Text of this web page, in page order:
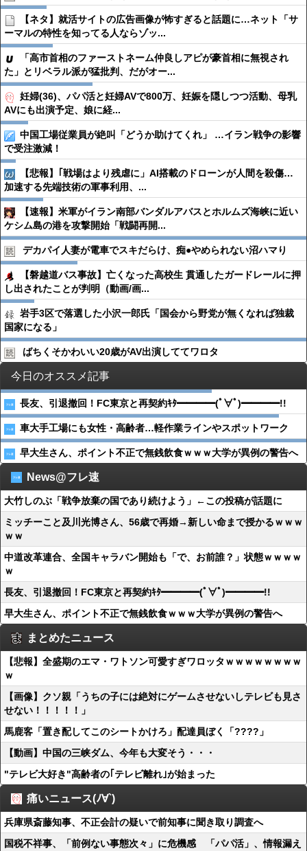
【ネタ】就活サイトの広告画像が怖すぎると話題に…ネット「サ
ーマルの特性を知ってる人ならゾッ...
「高市首相のファーストネーム仲良しアピが豪首相に無視され
た」とリベラル派が猛批判、だがオー...
妊婦(36)、パパ活と妊婦AVで800万、妊娠を隠しつつ活動、母乳
AVにも出演予定、娘に経...
中国工場従業員が絶叫「どうか助けてくれ」 …イラン戦争の影響
で受注激減！
【悲報】｢戦場はより残虐に」AI搭載のドローンが人間を殺傷…
加速する先端技術の軍事利用、...
【速報】米軍がイラン南部バンダルアバスとホルムズ海峡に近い
ケシム島の港を攻撃開始「戦闘再開...
デカパイ人妻が電車でスキだらけ、痴●︎やめられない沼ハマり
【磐越道バス事故】亡くなった高校生 貫通したガードレールに押
し出されたことが判明（動画/画...
岩手3区で落選した小沢一郎氏「国会から野党が無くなれば独裁
国家になる」
ばちくそかわいい20歳がAV出演しててワロタ
今日のオススメ記事
長友、引退撤回！FC東京と再契約ｷﾀ━━━━(ﾟ∀ﾟ)━━━━!!
車大手工場にも女性・高齢者…軽作業ラインやスポットワーク
早大生さん、ポイント不正で無銭飲食ｗｗｗ大学が異例の警告へ
News@フレ速
大竹しのぶ「戦争放棄の国であり続けよう」←この投稿が話題に
ミッチーこと及川光博さん、56歳で再婚→新しい命まで授かるｗｗｗ
ｗｗ
中道改革連合、全国キャラバン開始も「で、お前誰？」状態ｗｗｗｗ
ｗ
長友、引退撤回！FC東京と再契約ｷﾀ━━━━(ﾟ∀ﾟ)━━━━!!
早大生さん、ポイント不正で無銭飲食ｗｗｗ大学が異例の警告へ
まとめたニュース
【悲報】全盛期のエマ・ワトソン可愛すぎワロッタｗｗｗｗｗｗｗｗ
ｗ
【画像】クソ親「うちの子には絶対にゲームさせないしテレビも見さ
せない！！！！！」
馬鹿客「置き配してこのシートかけろ」配達員ぼく「????」
【動画】中国の三峡ダム、今年も大変そう・・・
"テレビ大好き"高齢者の｢テレビ離れ｣が始まった
痛いニュース(ﾉ∀`)
兵庫県斎藤知事、不正会計の疑いで前知事に聞き取り調査へ
国税不祥事、「前例ない事態次々」に危機感 「パパ活」、情報漏え